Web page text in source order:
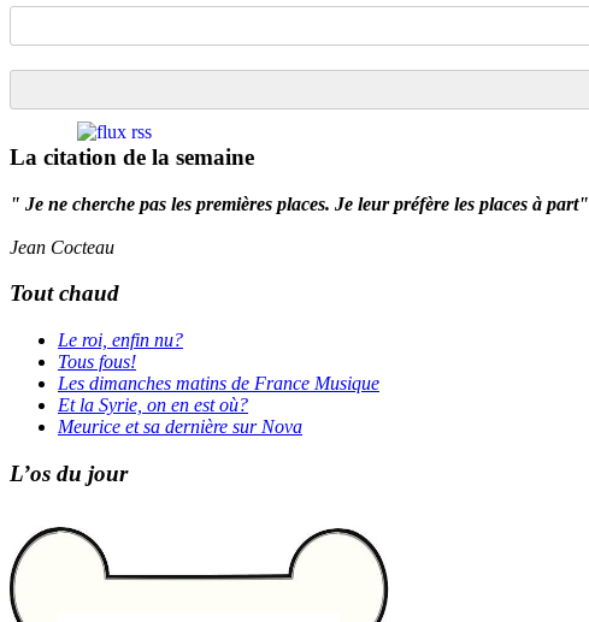
La citation de la semaine
" Je ne cherche pas les premières places. Je leur préfère les places à part"
Jean Cocteau
Tout chaud
Le roi, enfin nu?
Tous fous!
Les dimanches matins de France Musique
Et la Syrie, on en est où?
Meurice et sa dernière sur Nova
L’os du jour